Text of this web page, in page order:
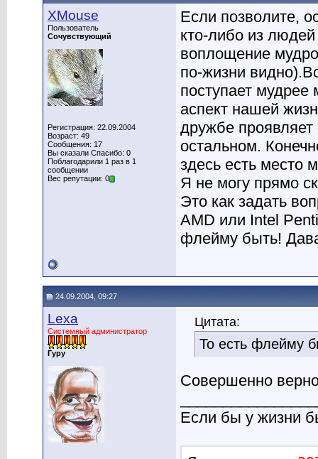
XMouse
Пользователь
Сочувствующий
Регистрация: 22.09.2004
Возраст: 49
Сообщения: 17
Вы сказали Спасибо: 0
Поблагодарили 1 раз в 1
сообщении
Вес репутации: 0
Если позволите,
кто-либо из
воплощение
по-жизни
поступает
аспект нашей
дружбе
остальном.
здесь есть место
Я не могу прямо
Это как задать
AMD или Intel
флейму быть!
24.09.2004, 09:27
Lexa
Системный администратор
Гуру
Цитата:
То есть флейму
Совершенно
Если бы у жизни